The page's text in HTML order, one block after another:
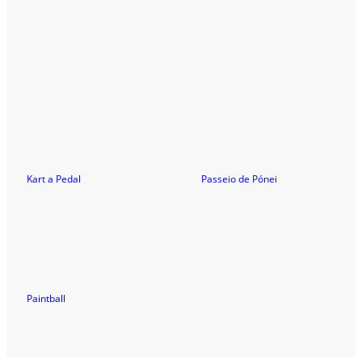
Kart a Pedal Passeio de Pónei
Paintball